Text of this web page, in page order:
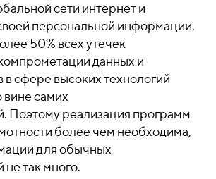
сети интернет и
персональной информации.
50% всех утечек
данных и
сфере высоких технологий
вине самих
Поэтому реализация программ
более чем необходима,
для обычных
не так много.